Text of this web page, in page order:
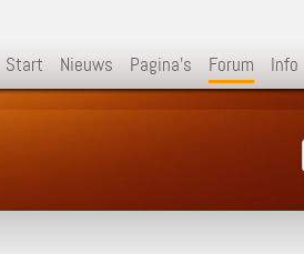
Start Nieuws Pagina's Forum Info